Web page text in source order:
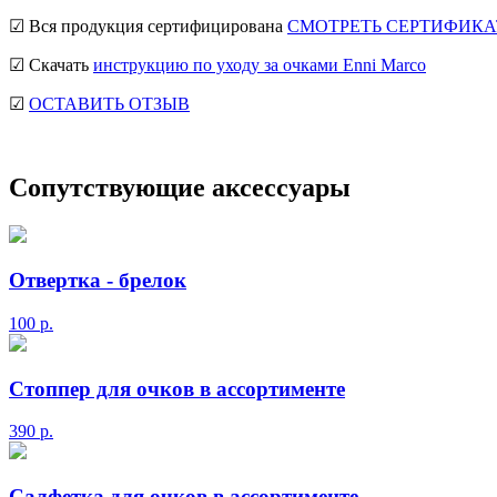
☑ Вся продукция сертифицирована СМОТРЕТЬ
☑ Скачать инструкцию по уходу за очками Enni Marco
☑ ОСТАВИТЬ ОТЗЫВ
Сопутствующие аксессуары
Отвертка - брелок
100 р.
Стоппер для очков в ассортименте
390 р.